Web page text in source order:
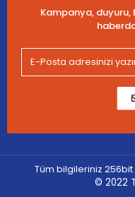
Kampanya,
Tüm bilgileriniz 256bit
© 2022